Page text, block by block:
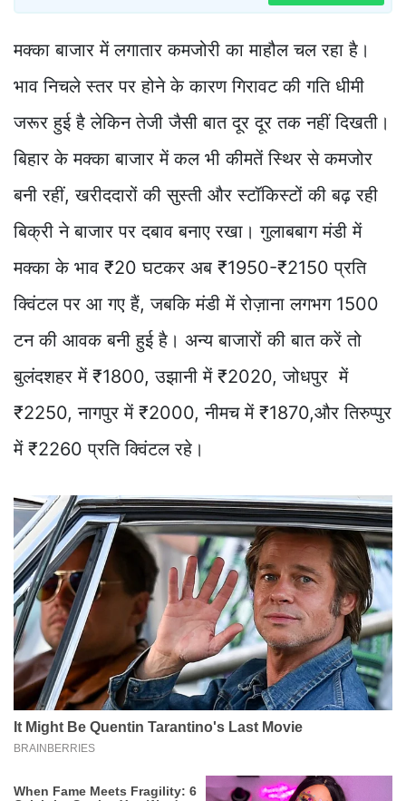
मक्का बाजार में लगातार कमजोरी का माहौल चल रहा है।
भाव निचले स्तर पर होने के कारण गिरावट की गति धीमी
जरूर हुई है लेकिन तेजी जैसी बात दूर दूर तक नहीं दिखती।
बिहार के मक्का बाजार में कल भी कीमतें स्थिर से कमजोर
बनी रहीं, खरीददारों की सुस्ती और स्टॉकिस्टों की बढ़ रही
बिक्री ने बाजार पर दबाव बनाए रखा। गुलाबबाग मंडी में
मक्का के भाव ₹20 घटकर अब ₹1950-₹2150 प्रति
क्विंटल पर आ गए हैं, जबकि मंडी में रोज़ाना लगभग 1500
टन की आवक बनी हुई है। अन्य बाजारों की बात करें तो
बुलंदशहर में ₹1800, उझानी में ₹2020, जोधपुर में
₹2250, नागपुर में ₹2000, नीमच में ₹1870,और तिरुप्पुर
में ₹2260 प्रति क्विंटल रहे।